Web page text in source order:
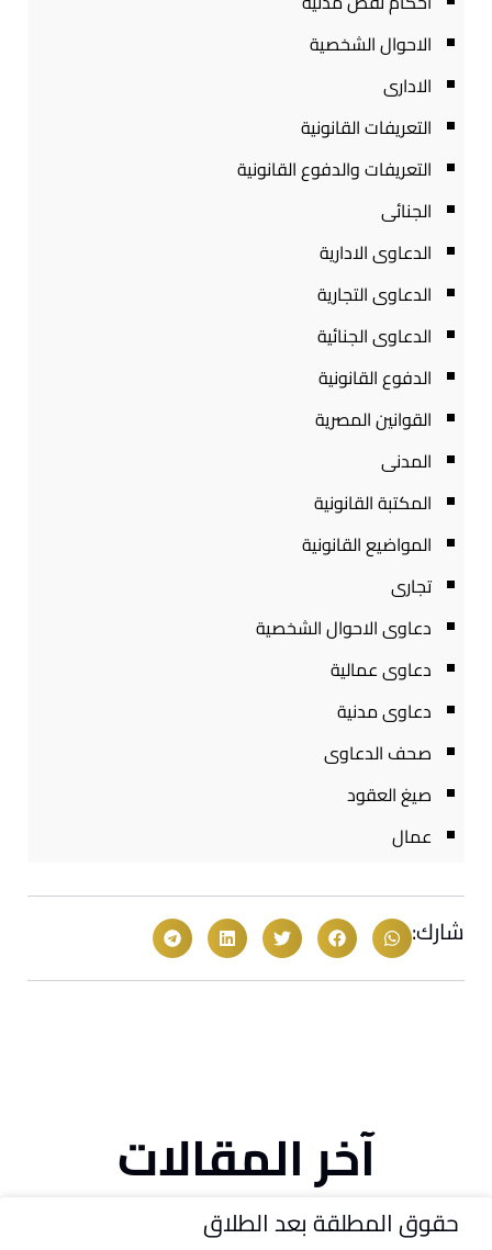
الاحوال الشخصية
الادارى
التعريفات القانونية
التعريفات والدفوع القانونية
الجنائى
الدعاوى الادارية
الدعاوى التجارية
الدعاوى الجنائية
الدفوع القانونية
القوانين المصرية
المدنى
المكتبة القانونية
المواضيع القانونية
تجارى
دعاوى الاحوال الشخصية
دعاوى عمالية
دعاوى مدنية
صحف الدعاوى
صيغ العقود
عمال
شارك:
آخر المقالات
حقوق المطلقة بعد الطلاق